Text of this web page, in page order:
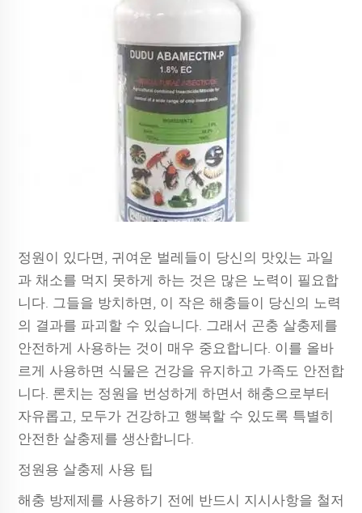
정원이 있다면, 귀여운 벌레들이 당신의 맛있는 과일
과 채소를 먹지 못하게 하는 것은 많은 노력이 필요합
니다. 그들을 방치하면, 이 작은 해충들이 당신의 노력
의 결과를 파괴할 수 있습니다. 그래서 곤충 살충제를
안전하게 사용하는 것이 매우 중요합니다. 이를 올바
르게 사용하면 식물은 건강을 유지하고 가족도 안전합
니다. 론치는 정원을 번성하게 하면서 해충으로부터
자유롭고, 모두가 건강하고 행복할 수 있도록 특별히
안전한 살충제를 생산합니다.
정원용 살충제 사용 팁
해충 방제제를 사용하기 전에 반드시 지시사항을 철저